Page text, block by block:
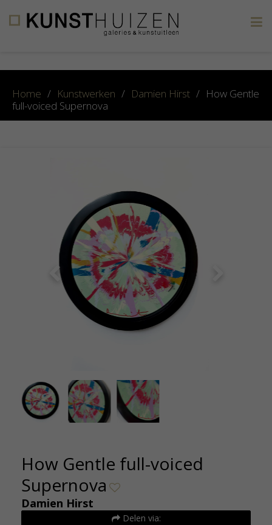
Home / Kunstwerken / Damien Hirst / How Gentle
full-voiced Supernova
Supernova-origineel-40x40cm-kunsthuizen
How Gentle full-voiced
Supernova
Damien Hirst
Delen via: